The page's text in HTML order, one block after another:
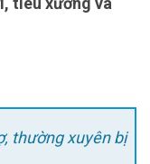
thường xuyên bị